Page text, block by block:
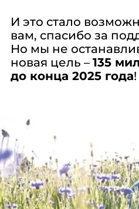
И это стало
вам, спасибо за
Но мы не
новая цель – 135
до конца 2025 года!